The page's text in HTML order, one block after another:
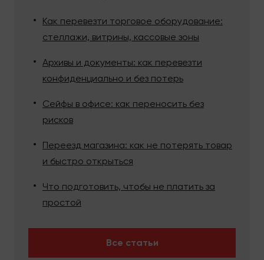
Как перевезти торговое оборудование:
стеллажи, витрины, кассовые зоны
Архивы и документы: как перевезти
конфиденциально и без потерь
Сейфы в офисе: как переносить без
рисков
Переезд магазина: как не потерять товар
и быстро открыться
Что подготовить, чтобы не платить за
простой
Все статьи